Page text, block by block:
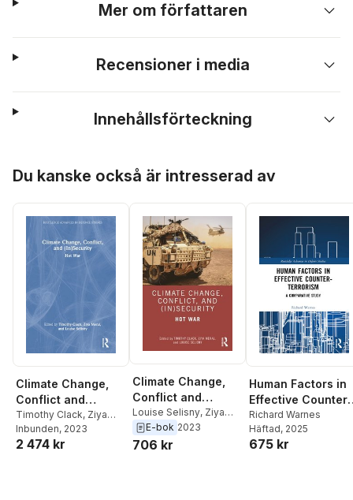
Mer om författaren
Recensioner i media
Innehållsförteckning
Du kanske också är intresserad av
Climate Change,
Conflict and
(In)Security
Timothy Clack, Ziya
Meral,Louise Selisny
Inbunden, 2023
2 474 kr
Climate Change,
Conflict and
(In)Security
Louise Selisny, Ziya
Meral,Timothy Clack
E-bok 2023
706 kr
Human Factors in
Effective Counter-
Terrorism
Richard Warnes
Häftad, 2025
675 kr